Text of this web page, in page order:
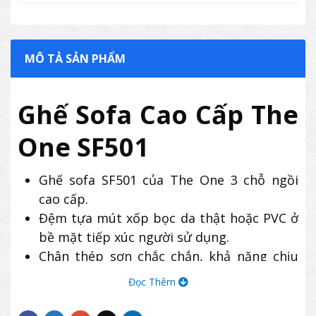
MÔ TẢ SẢN PHẨM
Ghế Sofa Cao Cấp The
One SF501
Ghế sofa SF501 của The One 3 chỗ ngồi
cao cấp.
Đệm tựa mút xốp bọc da thật hoặc PVC ở
bề mặt tiếp xúc người sử dụng.
Chân thép sơn chắc chắn, khả năng chịu
Đọc Thêm